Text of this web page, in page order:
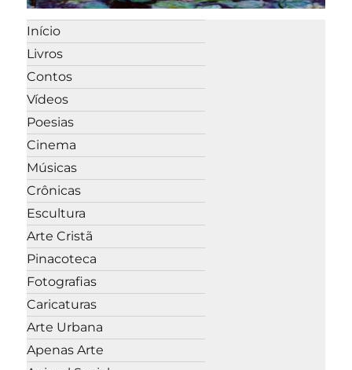
Início
Livros
Contos
Vídeos
Poesias
Cinema
Músicas
Crônicas
Escultura
Arte Cristã
Pinacoteca
Fotografias
Caricaturas
Arte Urbana
Apenas Arte